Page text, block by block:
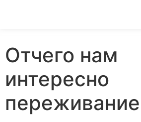
Отчего нам
интересно